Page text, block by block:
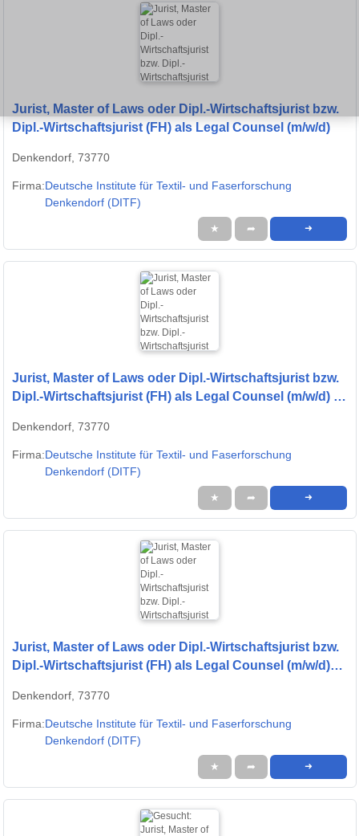
Jurist, Master of Laws oder Dipl.-Wirtschaftsjurist bzw.
Dipl.-Wirtschaftsjurist (FH) als Legal Counsel (m/w/d)
Denkendorf, 73770
Firma:Deutsche Institute für Textil- und Faserforschung
Denkendorf (DITF)
★ ➦ ➜
Jurist, Master of Laws oder Dipl.-Wirtschaftsjurist bzw.
Dipl.-Wirtschaftsjurist (FH) als Legal Counsel (m/w/d) -
Denkendorf, 73770
Firma:Deutsche Institute für Textil- und Faserforschung
Denkendorf (DITF)
★ ➦ ➜
Jurist, Master of Laws oder Dipl.-Wirtschaftsjurist bzw.
Dipl.-Wirtschaftsjurist (FH) als Legal Counsel (m/w/d)
Denkendorf, 73770
Firma:Deutsche Institute für Textil- und Faserforschung
Denkendorf (DITF)
★ ➦ ➜